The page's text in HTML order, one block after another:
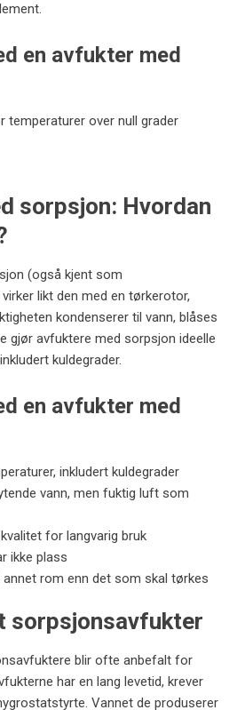
en avfukter med
temperaturer over null grader
sorpsjon: Hvordan
(også kjent som
likt den med en tørkerotor,
kondenserer til vann, blåses
gjør avfuktere med sorpsjon ideelle
kuldegrader.
en avfukter med
inkludert kuldegrader
vann, men fuktig luft som
for langvarig bruk
ikke plass
rom enn det som skal tørkes
sorpsjonsavfukter
blir ofte anbefalt for
har en lang levetid, krever
Vannet de produserer